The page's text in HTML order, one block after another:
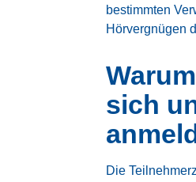
bestimmten
Hörvergnügen
sich
Die